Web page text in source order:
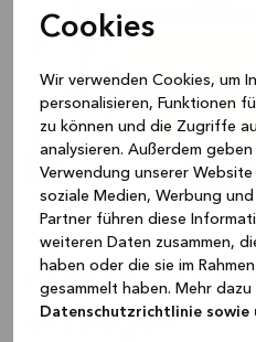
Cookies
Wir verwenden Cookies, um
personalisieren, Funktionen
zu können und die Zugriffe
analysieren. Außerdem
Verwendung unserer
soziale Medien, Werbung
Partner führen diese
weiteren Daten zusammen,
haben oder die sie im
gesammelt haben. Mehr
Datenschutzrichtlinie sowie
Farben, die
erzeugen